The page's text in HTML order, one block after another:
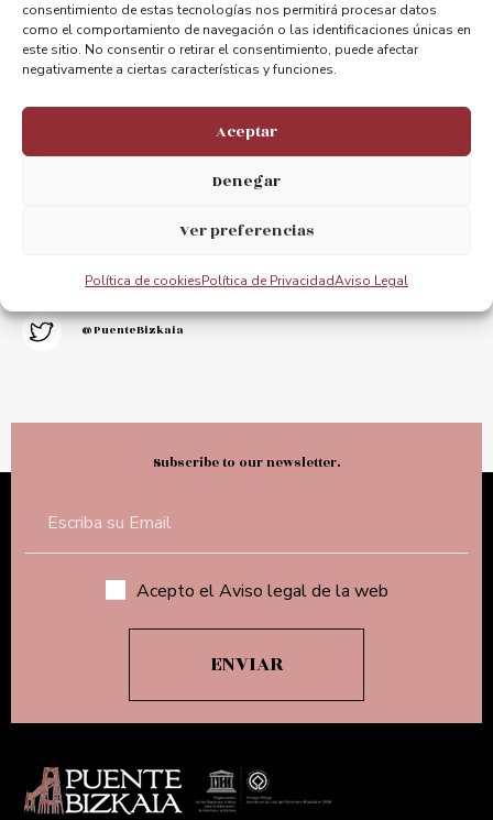
consentimiento de estas tecnologías nos permitirá procesar datos
como el comportamiento de navegación o las identificaciones únicas en
este sitio. No consentir o retirar el consentimiento, puede afectar
negativamente a ciertas características y funciones.
Aceptar
Denegar
Ver preferencias
Política de cookiesPolítica de PrivacidadAviso Legal
Stay connected.
We appreciate your opinion.
@PuenteBizkaia
Subscribe to our newsletter.
Acepto el Aviso legal de la web